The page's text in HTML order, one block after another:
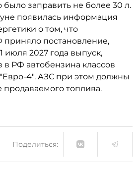
заправить не более 30 л.
появилась информация
о том, что
приняло постановление,
2027 года выпуск,
РФ автобензина классов
4". АЗС при этом должны
продаваемого топлива.
Поделиться: